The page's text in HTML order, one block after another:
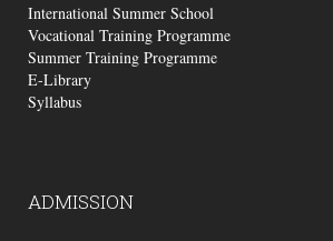
International Summer School
Vocational Training Programme
Summer Training Programme
E-Library
Syllabus
ADMISSION